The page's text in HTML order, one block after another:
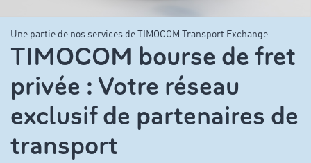
Une partie de nos services de TIMOCOM Transport Exchange
TIMOCOM bourse de fret
privée : Votre réseau
exclusif de partenaires de
transport